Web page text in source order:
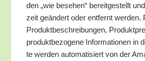
den „wie bese­hen“ bereit­ge­stellt
zeit geän­dert oder ent­fernt wer­den.
Pro­dukt­be­schrei­bun­gen,
pro­dukt­be­zo­ge­ne Infor­ma­tio­nen in
te wer­den auto­ma­ti­siert von der